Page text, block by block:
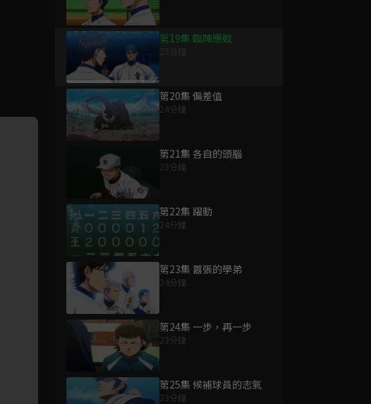
第19集 臨陣應戰
第20集 偏差值
24分鐘
第21集 各自的頭腦
23分鐘
第22集 躍動
24分鐘
第23集 囂張的學弟
24分鐘
第24集 一步，再一步
23分鐘
第25集 候補球員的志氣
23分鐘